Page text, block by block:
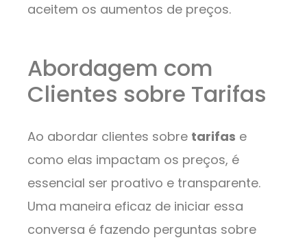
aceitem os aumentos de preços.
Abordagem com
Clientes sobre Tarifas
Ao abordar clientes sobre tarifas e
como elas impactam os preços, é
essencial ser proativo e transparente.
Uma maneira eficaz de iniciar essa
conversa é fazendo perguntas sobre